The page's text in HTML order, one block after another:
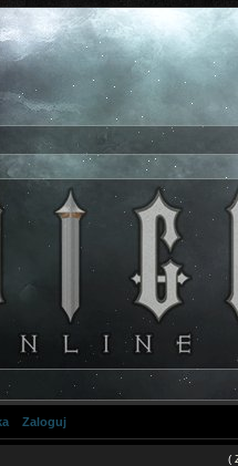
Zaloguj
(